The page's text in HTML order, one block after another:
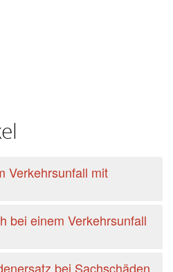
Verkehrsunfall mit
bei einem Verkehrsunfall
bei Sachschäden